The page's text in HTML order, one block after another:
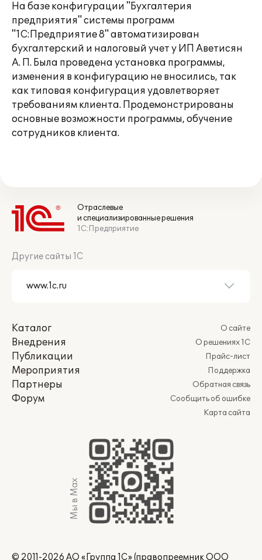
На базе конфигурации "Бухгалтерия
предприятия" системы программ
"1С:Предприятие 8" автоматизирован
бухгалтерский и налоговый учет у ИП Аветисян
А. П. Была проведена установка программы,
изменения в конфигурацию не вносились, так
как типовая конфигурация удовлетворяет
требованиям клиента. Продемонстрированы
основные возможности программы, обучение
сотрудников клиента.
Отраслевые
и специализированные решения
1С:Предприятие
Другие сайты 1С
Каталог
Внедрения
Публикации
Мероприятия
Партнеры
Форум
О сайте
О решениях 1С
Прайс-лист
Поддержка
Обратная связь
Сообщить об ошибке
Карта сайта
Мы в Max
© 2011-2026 АО «Группа 1С» (правопреемник ООО